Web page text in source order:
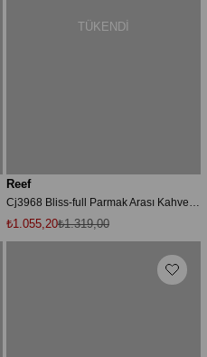
TÜKENDI
Reef
₺1.055,20₺1.319,00